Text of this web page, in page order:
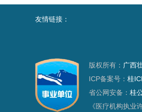
友情链接：
版权所有： 广西
ICP备案号： 桂
省公网安备： 桂
《医疗机构执业